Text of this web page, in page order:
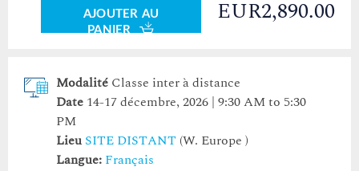
AJOUTER AU
PANIER
EUR2,890.00
Modalité Classe inter à distance
Date 14-17 décembre, 2026 | 9:30 AM to 5:30
PM
Lieu SITE DISTANT (W. Europe )
Langue: Français